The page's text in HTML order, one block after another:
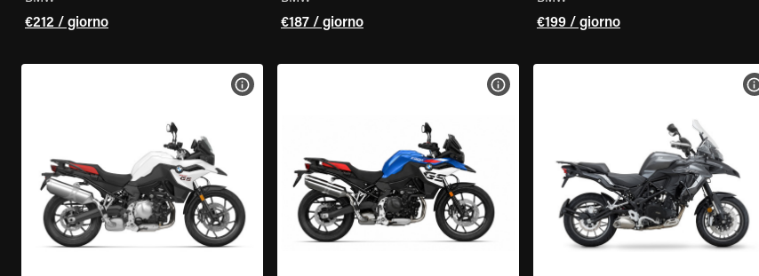
€212 / giorno €187 / giorno €199 / giorno
VISUALIZZA SPECIFICHE DELLA MOTO VISUALIZZA SPECIFICHE DELLA MOTO